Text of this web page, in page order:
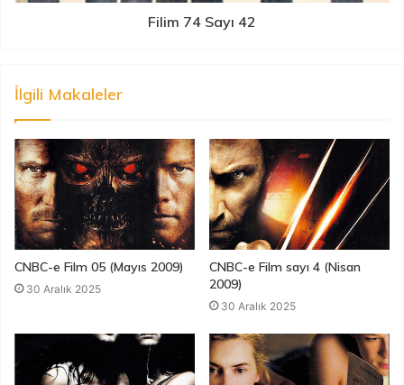
Filim 74 Sayı 42
İlgili Makaleler
CNBC-e Film 05 (Mayıs 2009)
30 Aralık 2025
CNBC-e Film sayı 4 (Nisan
2009)
30 Aralık 2025